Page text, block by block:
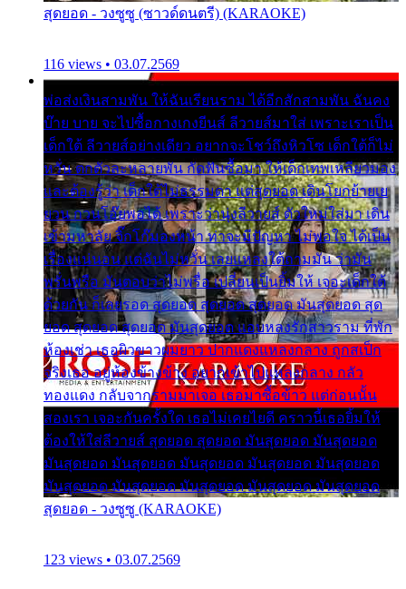
สุดยอด - วงซูซู (ซาวด์ดนตรี) (KARAOKE)
116 views • 03.07.2569
พ่อส่งเงินสามพัน ให้ฉันเรียนราม ได้อีกสักสามพัน ฉันคง
บ๊าย บาย จะไปซื้อกางเกงยีนส์ ลีวายส์มาใส่ เพราะเราเป็น
เด็กใต้ ลีวายส์อย่างเดียว อยากจะโชว์ถึงหิวโซ เด็กใต้ก็ไม่
หวั่น ตกตัวละหลายพัน กัดฟันซื้อมา ให้เด็กเทพเหลียวมอง
และต้องรู้ว่า เด็กใต้ไม่ธรรมดา แต่สุดยอด เดินโยกย้ายเย
ยวน กวนโอ๊ยพอได้ เพราะว่านุ่งลีวายส์ ตัวใหม่ใส่มา เดิน
เข้ามหาลัย จิ๊กโก๊มองหน้า ท่าจะมีปัญหา ไม่พอใจ ได้เป็น
เรื่องแน่นอน แต่ฉันไม่หวั่น เลยแหลงใต้ถามมัน ว่ามัน
พรั่นพรือ มันตอบว่าไม่พรื่อ เปลี่ยนเป็นยิ้มให้ เจอะเด็กใต้
ด้วยกัน ก็เลยรอด สุดยอด สุดยอด สุดยอด มันสุดยอด สุด
ยอด สุดยอด สุดยอด มันสุดยอด แอบหลงรักสาวราม ที่พัก
ห้องเช่า เธอผิวขาวผมยาว ปากแดงแหลงกลาง ถูกสเป็ก
จริงเธอ อยู่ห้องข้างข้าง อยากเข้าไปแหลงกลาง กลัว
ทองแดง กลับจากรามมาเจอ เธอมาซื้อข้าว แต่ก่อนนั้น
สองเรา เจอะกันครั้งใด เธอไม่เคยไยดี คราวนี้เธอยิ้มให้
ต้องให้ใส่ลีวายส์ สุดยอด สุดยอด มันสุดยอด มันสุดยอด
มันสุดยอด มันสุดยอด มันสุดยอด มันสุดยอด มันสุดยอด
มันสุดยอด มันสุดยอด มันสุดยอด มันสุดยอด มันสุดยอด
สุดยอด - วงซูซู (KARAOKE)
123 views • 03.07.2569